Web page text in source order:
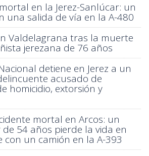
en la Jerez-Sanlúcar: un
una salida de vía en la A-480
Valdelagrana tras la muerte
jerezana de 76 años
detiene en Jerez a un
acusado de
homicidio, extorsión y
mortal en Arcos: un
54 años pierde la vida en
con un camión en la A-393